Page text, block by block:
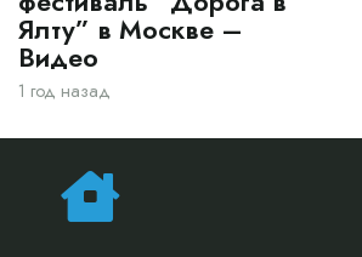
Ялту” в Москве –
Видео
1 год назад